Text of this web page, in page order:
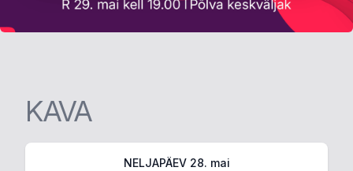
KAVA
NELJAPÄEV 28. mai